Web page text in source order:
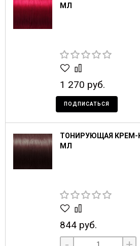
МЛ
1 270 руб.
ПОДПИСАТЬСЯ
ТОНИРУЮЩАЯ КРЕМ-
МЛ
844 руб.